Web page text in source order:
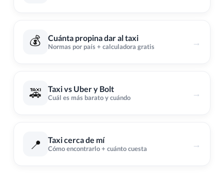
💰 Cuánta propina dar al taxi
Normas por país + calculadora gratis →
🚕 Taxi vs Uber y Bolt
Cuál es más barato y cuándo →
📍 Taxi cerca de mí
Cómo encontrarlo + cuánto cuesta →